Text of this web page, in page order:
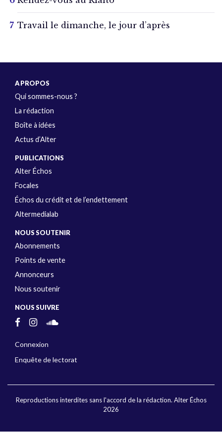
Travail le dimanche, le jour d’après
A PROPOS
Qui sommes-nous ?
La rédaction
Boîte à idées
Actus d’Alter
PUBLICATIONS
Alter Échos
Focales
Échos du crédit et de l’endettement
Altermedialab
NOUS SOUTENIR
Abonnements
Points de vente
Annonceurs
Nous soutenir
NOUS SUIVRE
Connexion
Enquête de lectorat
Reproductions interdites sans l'accord de la rédaction. Alter Échos
2026